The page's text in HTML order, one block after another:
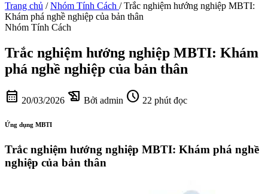
Trang chủ / Nhóm Tính Cách / Trắc nghiệm hướng nghiệp MBTI:
Khám phá nghề nghiệp của bản thân
Nhóm Tính Cách
Trắc nghiệm hướng nghiệp MBTI: Khám
phá nghề nghiệp của bản thân
calendar_month 20/03/2026 history_edu Bởi admin schedule 22 phút đọc
Ứng dụng MBTI
Trắc nghiệm hướng nghiệp MBTI: Khám phá nghề
nghiệp của bản thân